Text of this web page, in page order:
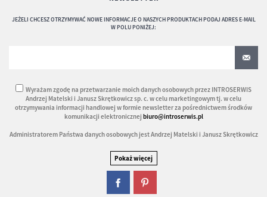
JEŻELI CHCESZ OTRZYMYWAĆ NOWE INFORMACJE O NASZYCH PRODUKTACH PODAJ ADRES E-MAIL
W POLU PONIŻEJ:
Wyrażam zgodę na przetwarzanie moich danych osobowych przez INTROSERWIS
Andrzej Matelski i Janusz Skrętkowicz sp. c. w celu marketingowym tj. w celu
otrzymywania informacji handlowej w formie newsletter za pośrednictwem środków
komunikacji elektronicznej biuro@introserwis.pl
Administratorem Państwa danych osobowych jest Andrzej Matelski i Janusz Skrętkowicz